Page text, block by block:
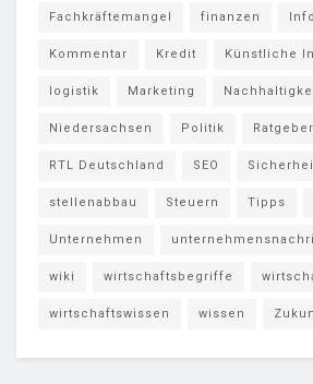
Fachkräftemangel finanzen Info
Kommentar Kredit Künstliche
logistik Marketing
Niedersachsen Politik Ratgeber
RTL Deutschland SEO
stellenabbau Steuern Tipps
Unternehmen
wiki wirtschaftsbegriffe
wirtschaftswissen wissen